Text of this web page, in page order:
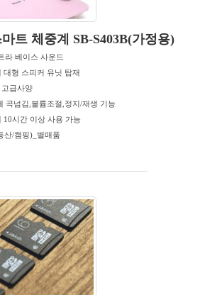
트 체중계 SB-S403B(가정용)
라 베이스 사운드
대형 스피커 유닛 탑재
급사양
곡넘김,볼륨조절,정지/재생 기능
10시간 이상 사용 가능
산/캠핑)_별매품